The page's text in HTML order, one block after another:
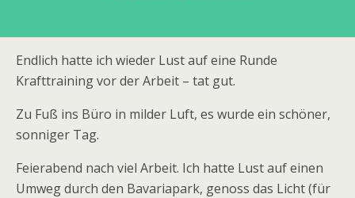
Endlich hatte ich wieder Lust auf eine Runde
Krafttraining vor der Arbeit – tat gut.
Zu Fuß ins Büro in milder Luft, es wurde ein schöner,
sonniger Tag.
Feierabend nach viel Arbeit. Ich hatte Lust auf einen
Umweg durch den Bavariapark, genoss das Licht (für